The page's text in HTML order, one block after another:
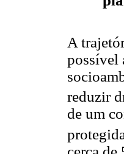
A
possível
reduzir
de um